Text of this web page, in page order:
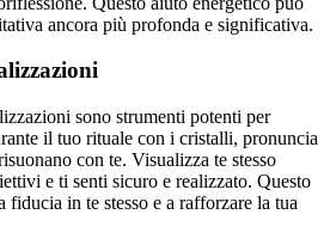
ancora più profonda e significativa.
sono strumenti potenti per
il tuo rituale con i cristalli, pronuncia
con te. Visualizza te stesso
e ti senti sicuro e realizzato. Questo
fiducia in te stesso e a rafforzare la tua